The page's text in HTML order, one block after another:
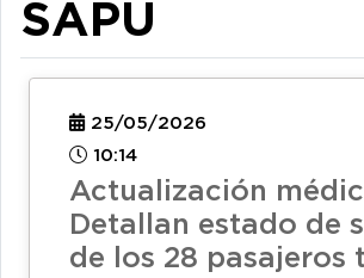
SAPU
25/05/2026
10:14
Actualización
Detallan estado de
de los 28 pasajeros